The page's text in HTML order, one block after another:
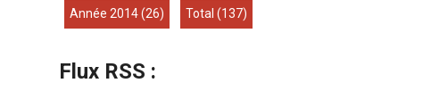
année 2014(26) total (137)
Flux RSS :